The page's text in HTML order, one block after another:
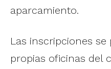
aparcamiento.
Las inscripciones
propias oficinas del